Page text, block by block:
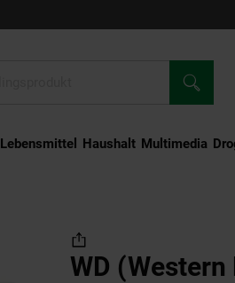
Lebensmittel Haushalt Multimedia
WD